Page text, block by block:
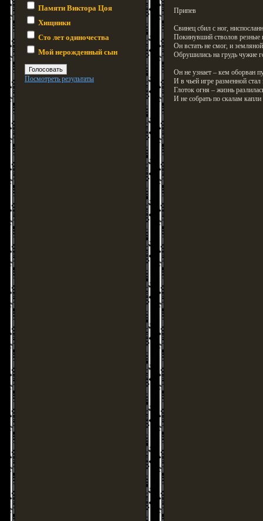
Памяти Виктора Цоя
Хищники
Сто лет одиночества
Мой нерожденный сын
Посмотреть результаты
Припев
Свинец сбил с ног,
Покинувший стволов резные
Он встать не смог, и
Обрушились на грудь чужие
Он не узнает – кем оборван
И в чьей игре разменной
Глоток огня – жизнь
И не собрать по скалам